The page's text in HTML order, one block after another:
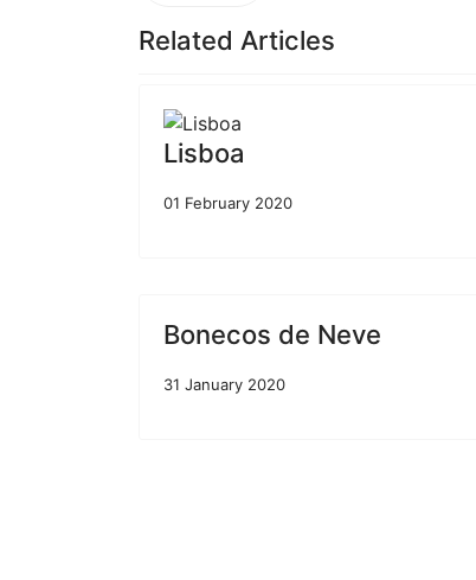
Related Articles
Lisboa
01 February 2020
Bonecos de Neve
31 January 2020